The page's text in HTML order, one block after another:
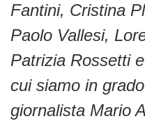
Fantini, Cristina
Paolo Vallesi,
Patrizia Rossetti
cui siamo in
giornalista Mario